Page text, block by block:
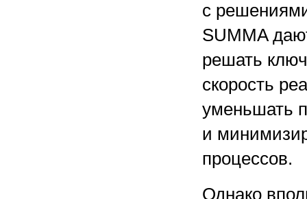
с
SUMMA
решать
скорость
уменьшать
и
процессов.
Однако